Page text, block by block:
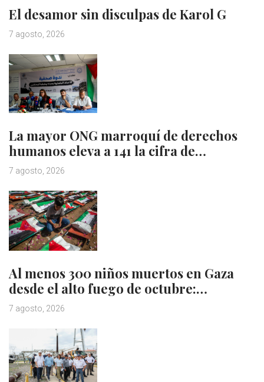
El desamor sin disculpas de Karol G
7 agosto, 2026
La mayor ONG marroquí de derechos
humanos eleva a 141 la cifra de…
7 agosto, 2026
Al menos 300 niños muertos en Gaza
desde el alto fuego de octubre:…
7 agosto, 2026